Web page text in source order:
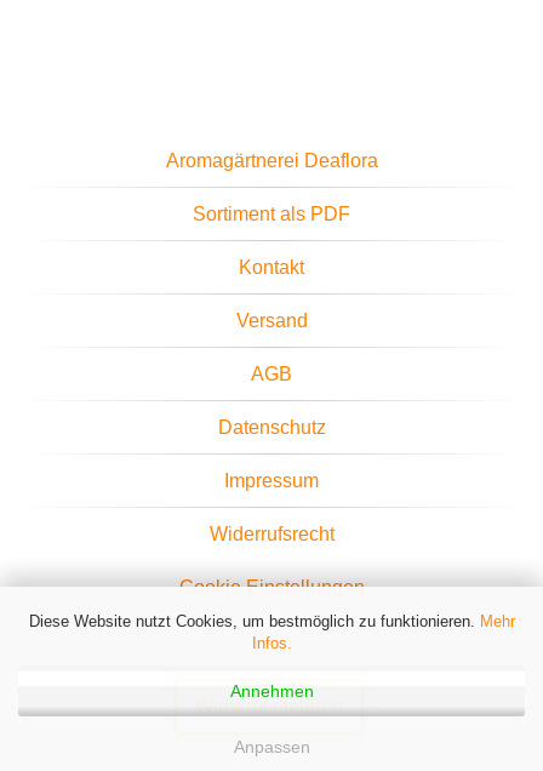
Diese Website nutzt Cookies, um bestmöglich zu funktionieren. Mehr
Infos.
Annehmen
Anpassen
Aromagärtnerei Deaflora
Sortiment als PDF
Kontakt
Versand
AGB
Datenschutz
Impressum
Widerrufsrecht
Cookie Einstellungen
Widerruf erklären